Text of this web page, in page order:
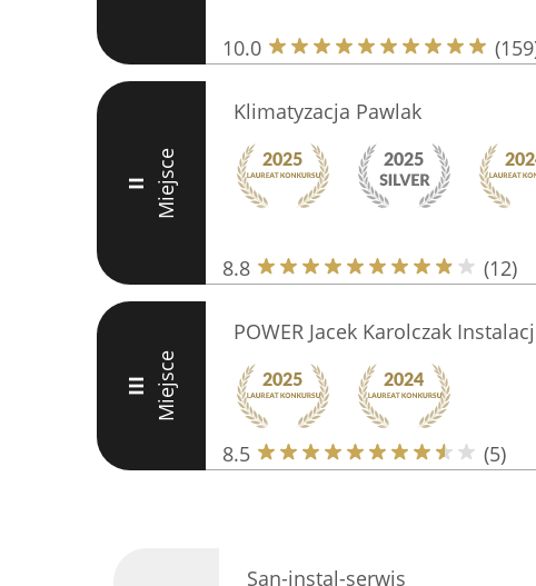
10.0
II Miejsce
Klimatyzacja Pawlak
8.8 (12)
III Miejsce
POWER Jacek Karolczak
8.5 (5)
San-instal-serwis